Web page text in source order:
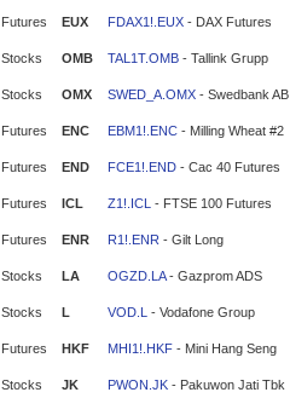
Futures EUX FDAX1!.EUX - DAX Futures
Stocks OMB TAL1T.OMB - Tallink Grupp
Stocks OMX SWED_A.OMX - Swedbank AB
Futures ENC EBM1!.ENC - Milling Wheat #2
Futures END FCE1!.END - Cac 40 Futures
Futures ICL Z1!.ICL - FTSE 100 Futures
Futures ENR R1!.ENR - Gilt Long
Stocks LA OGZD.LA- Gazprom ADS
Stocks L VOD.L - Vodafone Group
Futures HKF MHI1!.HKF - Mini Hang Seng
Stocks JK PWON.JK - Pakuwon Jati Tbk